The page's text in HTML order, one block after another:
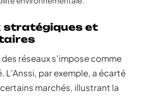
stratégiques et
réseaux s’impose comme
L’Anssi, par exemple, a écarté
marchés, illustrant la